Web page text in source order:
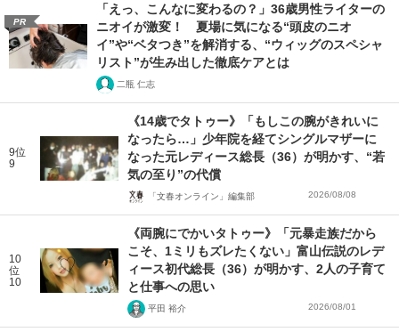
PR
「えっ、こんなに変わるの？」36歳男性ライターの
ニオイが激変！ 夏場に気になる“頭皮のニオ
イ”や“ベタつき”を解消する、“ウィッグのスペシャ
リスト”が生み出した徹底ケアとは
二瓶 仁志
9位
9
《14歳でタトゥー》「もしこの腕がきれいに
なったら…」少年院を経てシングルマザーに
なった元レディース総長（36）が明かす、“若
気の至り”の代償
「文春オンライン」編集部 2026/08/08
10
位
10
《両腕にでかいタトゥー》「元暴走族だから
こそ、1ミリもズレたくない」富山伝説のレデ
ィース初代総長（36）が明かす、2人の子育て
と仕事への思い
平田 裕介 2026/08/01